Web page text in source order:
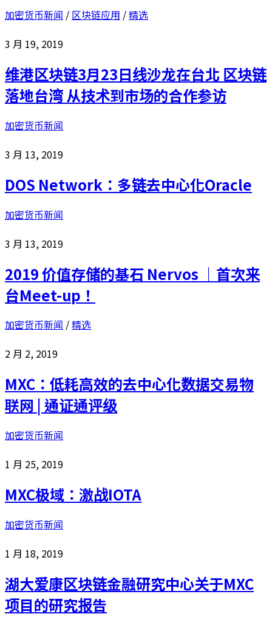
加密货币新闻 / 区块链应用 /精选
3 月 19, 2019
维港区块链3月23日线沙龙在台北 区块链
落地台湾 从技术到市场的合作参访
加密货币新闻
3 月 13, 2019
DOS Network：多链去中心化Oracle
加密货币新闻
3 月 13, 2019
2019 价值存储的基石 Nervos ｜首次来
台Meet-up！
加密货币新闻 /精选
2 月 2, 2019
MXC：低耗高效的去中心化数据交易物
联网 | 通证通评级
加密货币新闻
1 月 25, 2019
MXC极域：激战IOTA
加密货币新闻
1 月 18, 2019
湖大爱康区块链金融研究中心关于MXC
项目的研究报告